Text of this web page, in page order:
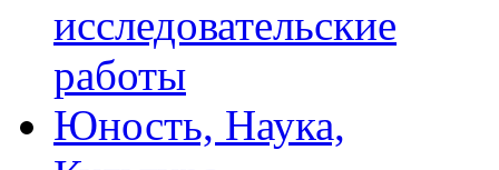
исследовательские
работы
Юность, Наука,